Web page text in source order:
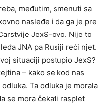
međutim, smenuti sa
nasleđe i da ga je pre
JexS-ovo. Nije to
JNA pa Rusiji reći njet.
situaciji postupio JexS?
– kako se kod nas
Ta odluka je morala
se mora čekati rasplet